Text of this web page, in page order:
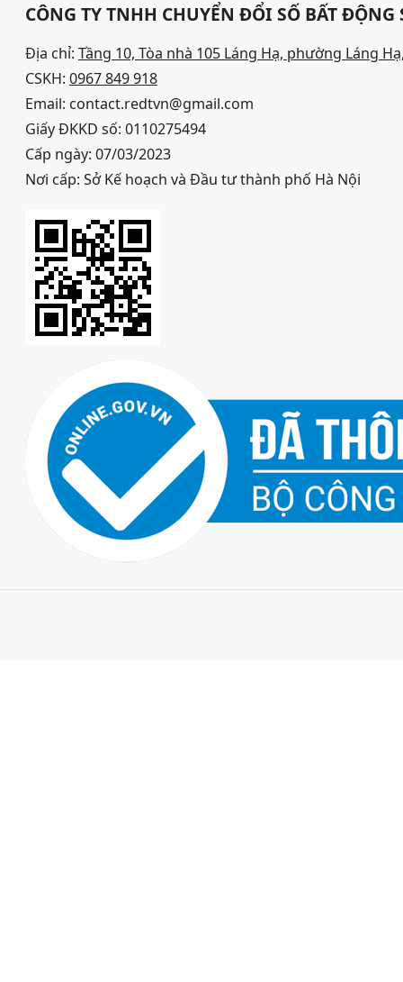
CÔNG TY TNHH CHUYỂN ĐỔI SỐ BẤT ĐỘNG
Địa chỉ: Tầng 10, Tòa nhà 105 Láng Hạ, phường Láng
CSKH: 0967 849 918
Email: contact.redtvn@gmail.com
Giấy ĐKKD số: 0110275494
Cấp ngày: 07/03/2023
Nơi cấp: Sở Kế hoạch và Đầu tư thành phố Hà Nội